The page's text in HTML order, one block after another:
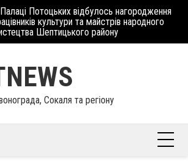
Потоцьких відбулось нагородження
культури та майстрів народного
Шептицького району
Сокаля та регіону